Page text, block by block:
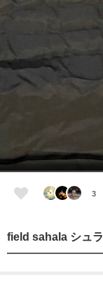
3
field sahala シュ